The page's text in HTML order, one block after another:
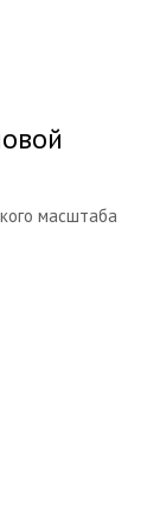
масштаба